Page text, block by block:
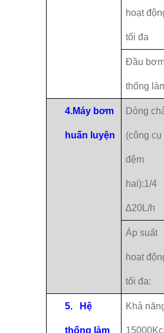
hoạt
tối đa
Đầu
thống
4.Máy bơm
huấn luyện
Dòng
(công cụ
đệm
hai):1/4
∆20L/h
Áp suất
hoạt
tối đa:
5. Hệ
thống làm
Khả